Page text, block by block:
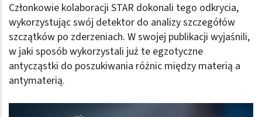
Członkowie kolaboracji STAR dokonali tego odkrycia,
wykorzystując swój detektor do analizy szczegółów
szczątków po zderzeniach. W swojej publikacji wyjaśnili,
w jaki sposób wykorzystali już te egzotyczne
antycząstki do poszukiwania różnic między materią a
antymaterią.